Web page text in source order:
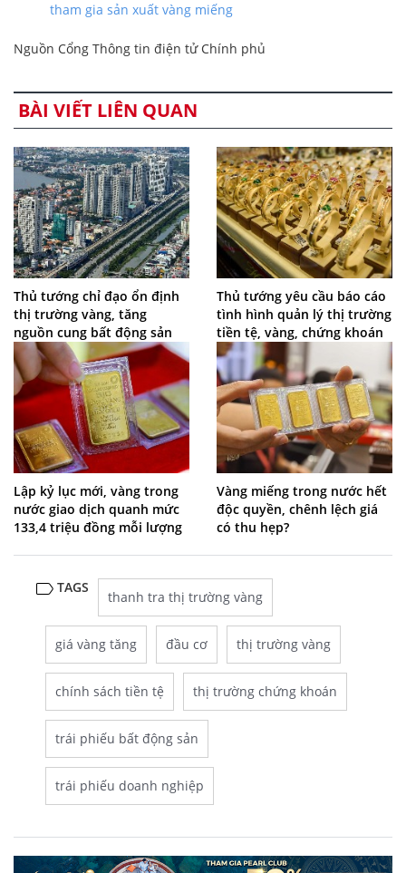
tham gia sản xuất vàng miếng
Nguồn Cổng Thông tin điện tử Chính phủ
BÀI VIẾT LIÊN QUAN
Thủ tướng chỉ đạo ổn định
thị trường vàng, tăng
nguồn cung bất động sản
Thủ tướng yêu cầu báo cáo
tình hình quản lý thị trường
tiền tệ, vàng, chứng khoán
Lập kỷ lục mới, vàng trong
nước giao dịch quanh mức
133,4 triệu đồng mỗi lượng
Vàng miếng trong nước hết
độc quyền, chênh lệch giá
có thu hẹp?
TAGS
thanh tra thị trường vàng
giá vàng tăng đầu cơ thị trường vàng
chính sách tiền tệ thị trường chứng khoán
trái phiếu bất động sản
trái phiếu doanh nghiệp